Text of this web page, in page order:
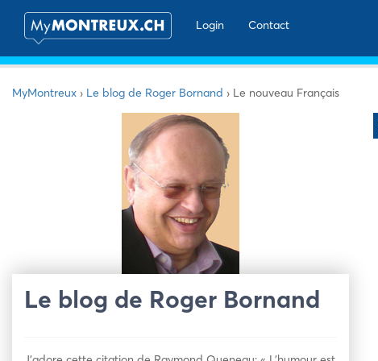
Login
Contact
MyMontreux › Le blog de Roger Bornand › Le nouveau Français
Le blog de Roger Bornand